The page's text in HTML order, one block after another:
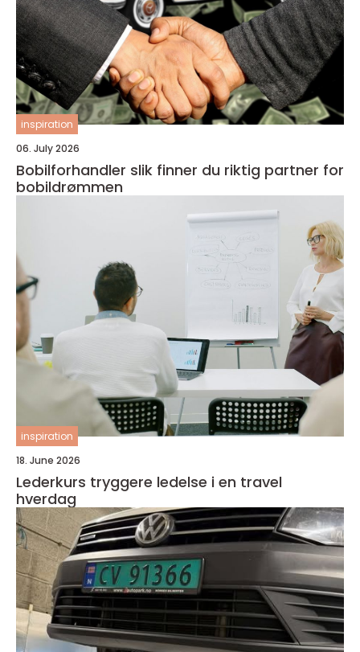
inspiration
06. July 2026
Bobilforhandler slik finner du riktig partner for
bobildrømmen
inspiration
18. June 2026
Lederkurs tryggere ledelse i en travel
hverdag